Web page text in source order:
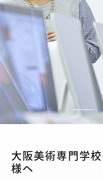
大阪美術専門学
様へ